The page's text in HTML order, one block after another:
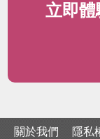
立即
關於我們 隱私